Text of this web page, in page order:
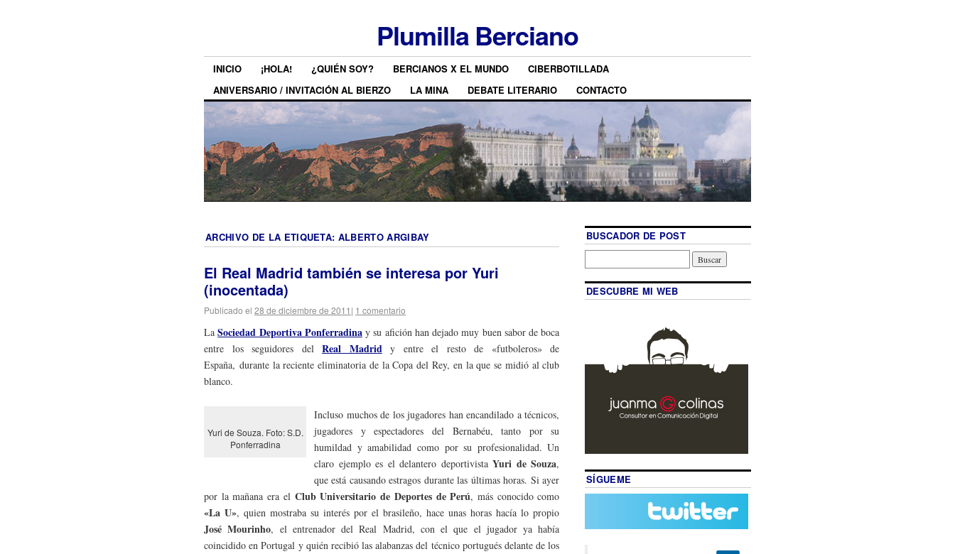
Plumilla Berciano
INICIO ¡HOLA! ¿QUIÉN SOY? BERCIANOS X EL MUNDO
CIBERBOTILLADA
ANIVERSARIO / INVITACIÓN AL BIERZO
LA MINA DEBATE LITERARIO CONTACTO
ARCHIVO DE LA ETIQUETA: ALBERTO ARGIBAY
El Real Madrid también se interesa por Yuri
(inocentada)
Publicado el 28 de diciembre de 2011 | 1 comentario
LaSociedad Deportiva Ponferradinay su afición han dejado muy buen sabor de boca
entre los seguidores delReal Madridy entre el resto de «futboleros» de
España, durante la reciente eliminatoria de la Copa del Rey, en la que se midió al club
blanco.
Yuri de Souza. Foto: S.D.
Ponferradina
Incluso muchos de los jugadores han encandilado a técnicos,
jugadores y espectadores del Bernabéu, tanto por su
humildad y amabilidad como por su profesionalidad. Un
claro ejemplo es el delantero deportivistaYuri de Souza,
que está causando estragos durante las últimas horas. Si ayer
por la mañana era el Club Universitario de Deportes de Perú, más conocido como
«La U», quien mostraba su interés por el brasileño, hace unas horas hacía lo propio
José Mourinho, el entrenador del Real Madrid, con el que el jugador ya había
coincidido en Portugal y quién recibió las alabanzas del técnico portugués delante de los
BUSCADOR DE POST
DESCUBRE MI WEB
SÍGUEME